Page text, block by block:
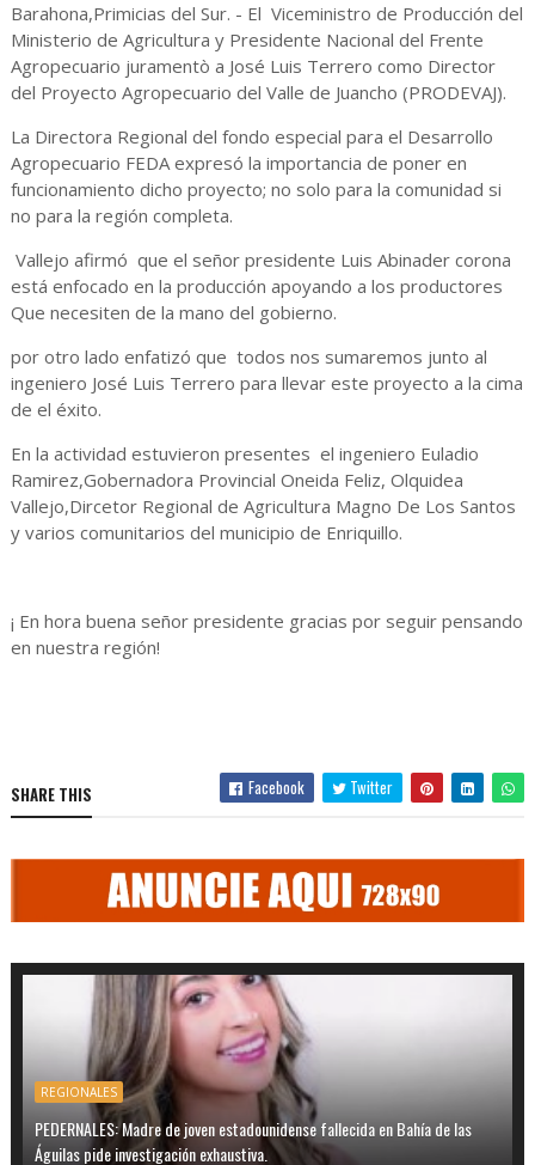
Barahona,Primicias del Sur. - El Viceministro de Producción del
Ministerio de Agricultura y Presidente Nacional del Frente
Agropecuario juramentò a José Luis Terrero como Director
del Proyecto Agropecuario del Valle de Juancho (PRODEVAJ).
La Directora Regional del fondo especial para el Desarrollo
Agropecuario FEDA expresó la importancia de poner en
funcionamiento dicho proyecto; no solo para la comunidad si
no para la región completa.
Vallejo afirmó que el señor presidente Luis Abinader corona
está enfocado en la producción apoyando a los productores
Que necesiten de la mano del gobierno.
por otro lado enfatizó que todos nos sumaremos junto al
ingeniero José Luis Terrero para llevar este proyecto a la cima
de el éxito.
En la actividad estuvieron presentes el ingeniero Euladio
Ramirez,Gobernadora Provincial Oneida Feliz, Olquidea
Vallejo,Dircetor Regional de Agricultura Magno De Los Santos
y varios comunitarios del municipio de Enriquillo.
¡ En hora buena señor presidente gracias por seguir pensando
en nuestra región!
SHARE THIS Facebook Twitter
REGIONALES
PEDERNALES: Madre de joven estadounidense fallecida en Bahía de las
Águilas pide investigación exhaustiva.